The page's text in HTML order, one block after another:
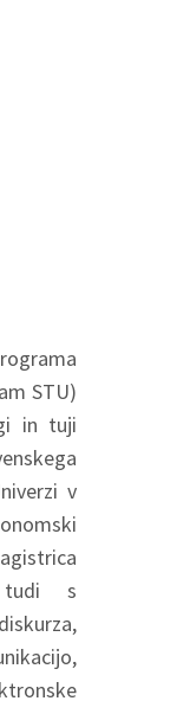
STU)
in tuji
v
tudi s